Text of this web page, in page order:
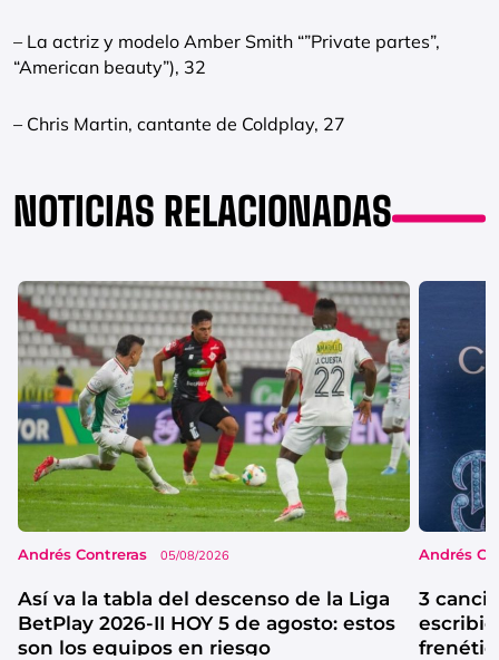
– La actriz y modelo Amber Smith “”Private partes”,
“American beauty”), 32
– Chris Martin, cantante de Coldplay, 27
NOTICIAS RELACIONADAS
Andrés Contreras 05/08/2026
Así va la tabla del descenso de la Liga
BetPlay 2026-II HOY 5 de agosto: estos
son los equipos en riesgo
Andrés
3